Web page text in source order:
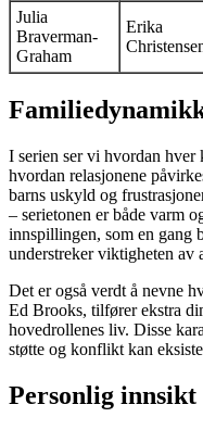
Julia
Braverman-
Graham
Erika
I serien ser vi hvordan hver
hvordan relasjonene
barns uskyld og
– serietonen er både varm
innspillingen, som en gang
understreker viktigheten av
Det er også verdt å nevne
Ed Brooks, tilfører ekstra
hovedrollenes liv. Disse
støtte og konflikt kan
Personlig innsikt